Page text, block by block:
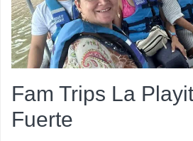
Fam Trips La
Fuerte